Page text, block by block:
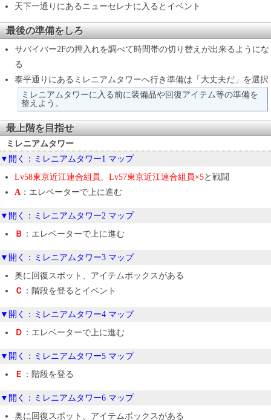
天下一通りにあるニューセレナに入るとイベント
最後の準備をしろ
サバイバー2Fの押入れを調べて時間帯の切り替えが出来るようにな
る
泰平通りにあるミレニアムタワーへ行き準備は「大丈夫だ」を選択
ミレニアムタワーに入る前に装備品や回復アイテム等の準備を
整えよう。
最上階を目指せ
ミレニアムタワー
▼開く：ミレニアムタワー1 マップ
Lv58東京近江連合組員、Lv57東京近江連合組員×5と戦闘
A ：エレベーターで上に進む
▼開く：ミレニアムタワー2 マップ
Ｂ ：エレベーターで上に進む
▼開く：ミレニアムタワー3 マップ
奥に回復スポット、アイテムボックスがある
Ｃ ：階段を登るとイベント
▼開く：ミレニアムタワー4 マップ
Ｄ ：エレベーターで上に進む
▼開く：ミレニアムタワー5 マップ
Ｅ ：階段を登る
▼開く：ミレニアムタワー6 マップ
奥に回復スポット、アイテムボックスがある